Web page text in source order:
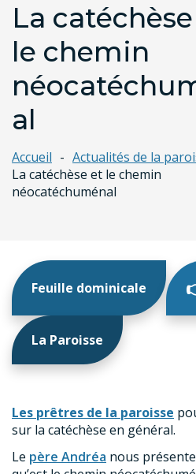
La
le chemin
al
Accueil
Actualités de la
La catéchèse et le chemin
néocatéchuménal
Feuille dominicale
La Paroisse
Les prêtres de la paroisse
sur la catéchèse en général.
Le père Andréa nous